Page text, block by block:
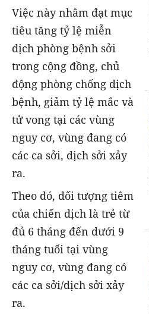
Việc này nhằm đạt mục
tiêu tăng tỷ lệ miễn
dịch phòng bệnh sởi
trong cộng đồng, chủ
động phòng chống dịch
bệnh, giảm tỷ lệ mắc và
tử vong tại các vùng
nguy cơ, vùng đang có
các ca sởi, dịch sởi xảy
ra.
Theo đó, đối tượng tiêm
của chiến dịch là trẻ từ
đủ 6 tháng đến dưới 9
tháng tuổi tại vùng
nguy cơ, vùng đang có
các ca sởi/dịch sởi xảy
ra.